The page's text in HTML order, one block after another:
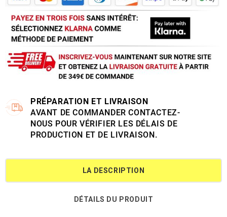
PRÉPARATION ET LIVRAISON
AVANT DE COMMANDER CONTACTEZ-
NOUS POUR VÉRIFIER LES DÉLAIS DE
PRODUCTION ET DE LIVRAISON.
LA DESCRIPTION
DÉTAILS DU PRODUIT